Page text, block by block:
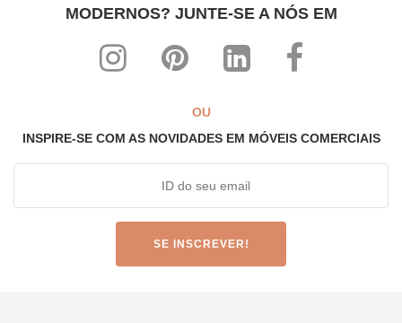
MODERNOS? JUNTE-SE A NÓS EM
OU
INSPIRE-SE COM AS NOVIDADES EM MÓVEIS COMERCIAIS